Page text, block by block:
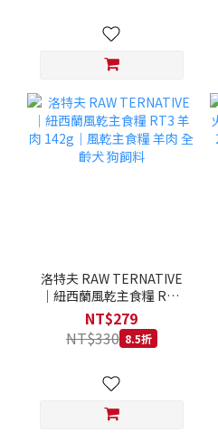
洛特夫 RAW TERNATIVE
｜紐西蘭風乾主食糧 RT3
羊肉 142g｜風乾主食糧 羊
肉 全齡犬 狗飼料
NT$279
NT$330 8.5折